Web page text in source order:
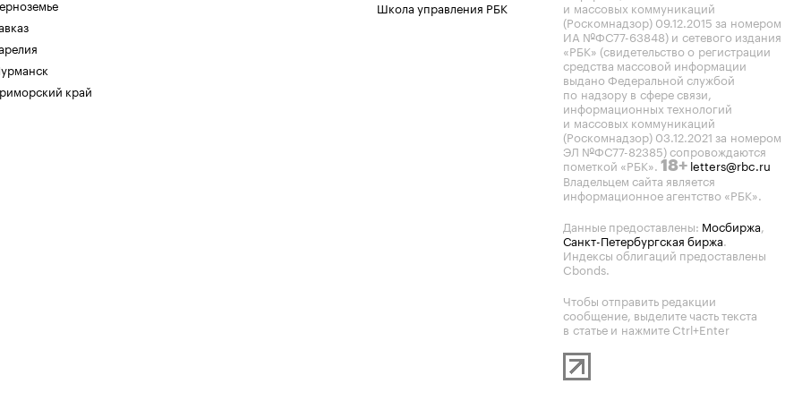
край
Школа управления РБК
и массовых коммуникаций
(Роскомнадзор) 09.12.2015 за номером
ИА №ФС77-63848) и сетевого издания
«РБК» (свидетельство о регистрации
средства массовой информации
выдано Федеральной службой
по надзору в сфере связи,
информационных технологий
и массовых коммуникаций
(Роскомнадзор) 03.12.2021 за номером
ЭЛ №ФС77-82385) сопровождаются
пометкой «РБК». 18+ letters@rbc.ru
Владельцем сайта является
информационное агентство «РБК».
Данные предоставлены: Мосбиржа,
Санкт-Петербургская биржа.
Индексы облигаций предоставлены
Cbonds.
Чтобы отправить редакции
сообщение, выделите часть текста
в статье и нажмите Ctrl+Enter